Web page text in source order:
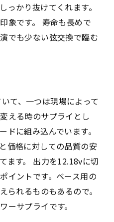
っかり抜けてくれます。
象です。 寿命も長めで
でも少ない弦交換で臨む
て、一つは現場によって
える時のサプライとし
ドに組み込んでいます。
価格に対しての品質の安
ます。 出力を12.18vに切
イントです。ベース用の
られるものもあるので。
ーサプライです。